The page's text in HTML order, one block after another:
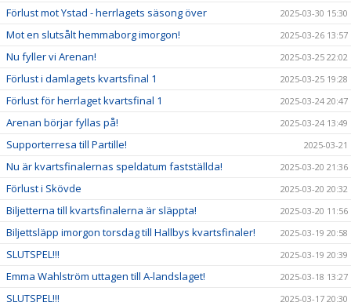
Förlust mot Ystad - herrlagets säsong över 2025-03-30 15:30
Mot en slutsålt hemmaborg imorgon! 2025-03-26 13:57
Nu fyller vi Arenan! 2025-03-25 22:02
Förlust i damlagets kvartsfinal 1 2025-03-25 19:28
Förlust för herrlaget kvartsfinal 1 2025-03-24 20:47
Arenan börjar fyllas på! 2025-03-24 13:49
Supporterresa till Partille! 2025-03-21
Nu är kvartsfinalernas speldatum fastställda! 2025-03-20 21:36
Förlust i Skövde 2025-03-20 20:32
Biljetterna till kvartsfinalerna är släppta! 2025-03-20 11:56
Biljettsläpp imorgon torsdag till Hallbys kvartsfinaler! 2025-03-19 20:58
SLUTSPEL!!! 2025-03-19 20:39
Emma Wahlström uttagen till A-landslaget! 2025-03-18 13:27
SLUTSPEL!!! 2025-03-17 20:30